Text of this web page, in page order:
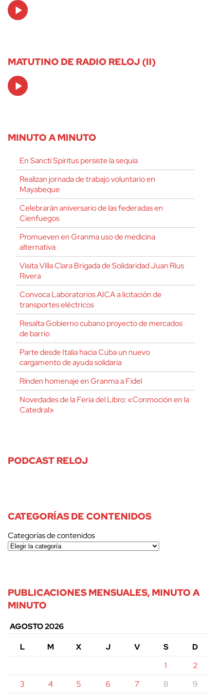
Audio
Player
MATUTINO DE RADIO RELOJ (II)
Audio
Player
MINUTO A MINUTO
En Sancti Spíritus persiste la sequía
Realizan jornada de trabajo voluntario en
Mayabeque
Celebrarán aniversario de las federadas en
Cienfuegos
Promueven en Granma uso de medicina
alternativa
Visita Villa Clara Brigada de Solidaridad Juan Rius
Rivera
Convoca Laboratorios AICA a licitación de
transportes eléctricos
Resalta Gobierno cubano proyecto de mercados
de barrio
Parte desde Italia hacia Cuba un nuevo
cargamento de ayuda solidaria
Rinden homenaje en Granma a Fidel
Novedades de la Feria del Libro: «Conmoción en la
Catedral»
PODCAST RELOJ
CATEGORÍAS DE CONTENIDOS
Categorías de contenidos
PUBLICACIONES MENSUALES, MINUTO A
MINUTO
AGOSTO 2026
L
M X J V S
D
1
2
3
4 5 6 7 8
9